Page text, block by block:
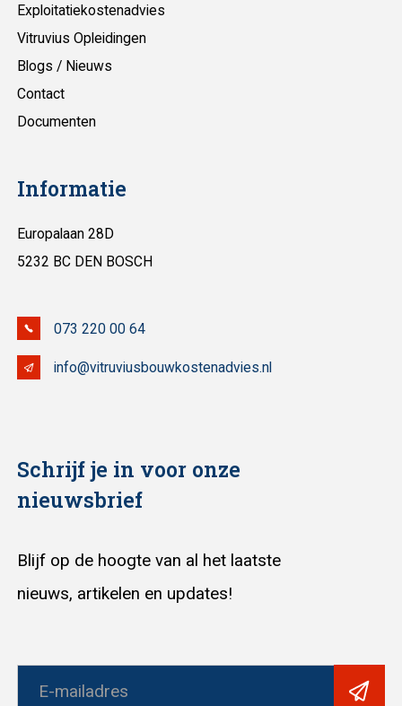
Exploitatiekostenadvies
Vitruvius Opleidingen
Blogs / Nieuws
Contact
Documenten
Informatie
Europalaan 28D
5232 BC DEN BOSCH
073 220 00 64
info@vitruviusbouwkostenadvies.nl
Schrijf je in voor onze
nieuwsbrief
Blijf op de hoogte van al het laatste
nieuws, artikelen en updates!